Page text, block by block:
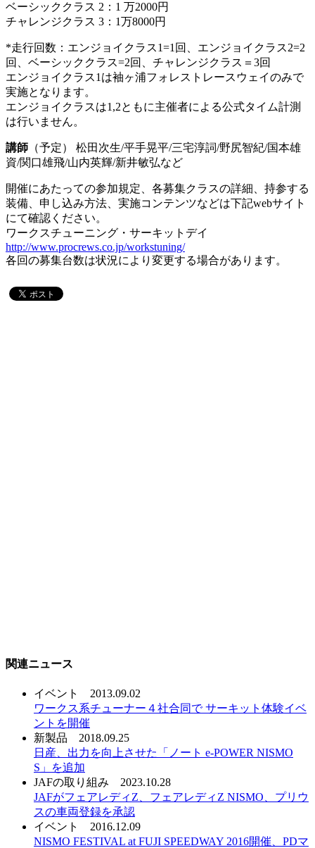
ベーシッククラス 2：1 万2000円
チャレンジクラス 3：1万8000円
*走行回数：エンジョイクラス1=1回、エンジョイクラス2=2
回、ベーシッククラス=2回、チャレンジクラス＝3回
エンジョイクラス1は袖ヶ浦フォレストレースウェイのみで
実施となります。
エンジョイクラスは1,2ともに主催者による公式タイム計測
は行いません。
講師 （予定） 松田次生/平手晃平/三宅淳詞/野尻智紀/国本雄
資/関口雄飛/山内英輝/新井敏弘など
開催にあたっての参加規定、各募集クラスの詳細、持参する
装備、申し込み方法、実施コンテンツなどは下記webサイト
にて確認ください。
ワークスチューニング・サーキットデイ
http://www.procrews.co.jp/workstuning/
各回の募集台数は状況により変更する場合があります。
関連ニュース
イベント
2013.09.02
ワークス系チューナー４社合同で サーキット体験イベ
ントを開催
新製品
2018.09.25
日産、出力を向上させた「ノート e-POWER NISMO
S」を追加
JAFの取り組み
2023.10.28
JAFがフェアレディZ、フェアレディZ NISMO、プリウ
スの車両登録を承認
イベント
2016.12.09
NISMO FESTIVAL at FUJI SPEEDWAY 2016開催、PDマ